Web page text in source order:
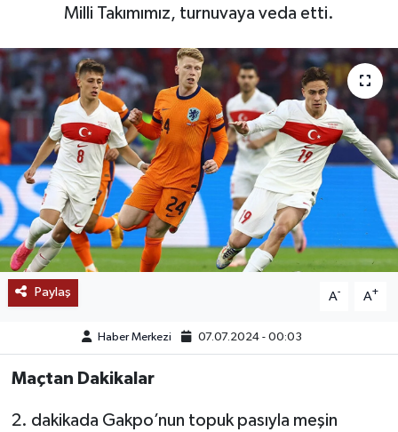
Milli Takımımız, turnuvaya veda etti.
Paylaş A- A+
Haber Merkezi 07.07.2024 - 00:03
Maçtan Dakikalar
2. dakikada Gakpo’nun topuk pasıyla meşin
MAGAZİN
SAĞLIK
EĞİTİM
BÖLGE
KEŞFET
POPÜLER
DÜNYA
Haber Arşivi